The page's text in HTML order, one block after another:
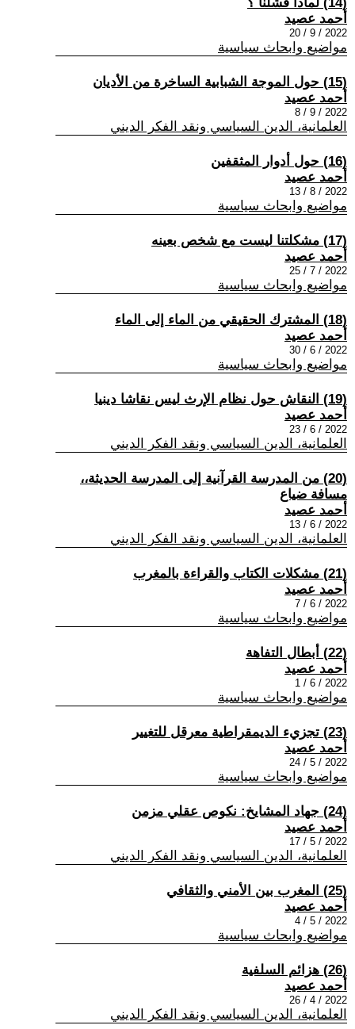
أحمد عصيد
2022 / 9 / 20
مواضيع وابحاث سياسية
(15) حول الموجة الشبابية الساخرة من الأديان
أحمد عصيد
2022 / 9 / 8
العلمانية، الدين السياسي ونقد الفكر الديني
(16) حول أدوار المثقفين
أحمد عصيد
2022 / 8 / 13
مواضيع وابحاث سياسية
(17) مشكلتنا ليست مع شخص بعينه
أحمد عصيد
2022 / 7 / 25
مواضيع وابحاث سياسية
(18) المشترك الحقيقي من الماء إلى الماء
أحمد عصيد
2022 / 6 / 30
مواضيع وابحاث سياسية
(19) النقاش حول نظام الإرث ليس نقاشا دينيا
أحمد عصيد
2022 / 6 / 23
العلمانية، الدين السياسي ونقد الفكر الديني
(20) من المدرسة القرآنية إلى المدرسة الحديثة،،
مسافة ضياع
أحمد عصيد
2022 / 6 / 13
العلمانية، الدين السياسي ونقد الفكر الديني
(21) مشكلات الكتاب والقراءة بالمغرب
أحمد عصيد
2022 / 6 / 7
مواضيع وابحاث سياسية
(22) أبطال التفاهة
أحمد عصيد
2022 / 6 / 1
مواضيع وابحاث سياسية
(23) تجزيء الديمقراطية معرقل للتغيير
أحمد عصيد
2022 / 5 / 24
مواضيع وابحاث سياسية
(24) جهاد المشايخ: نكوص عقلي مزمن
أحمد عصيد
2022 / 5 / 17
العلمانية، الدين السياسي ونقد الفكر الديني
(25) المغرب بين الأمني والثقافي
أحمد عصيد
2022 / 5 / 4
مواضيع وابحاث سياسية
(26) هزائم السلفية
أحمد عصيد
2022 / 4 / 26
العلمانية، الدين السياسي ونقد الفكر الديني